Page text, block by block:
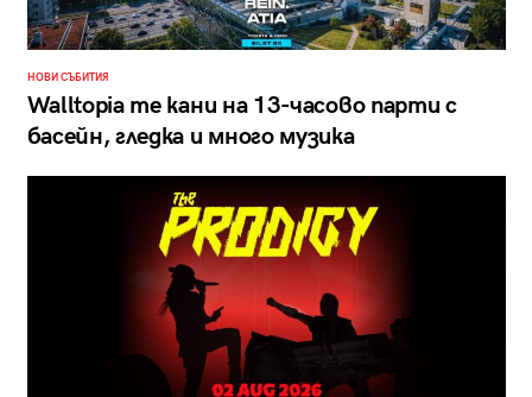
НОВИ СЪБИТИЯ
Walltopia те кани на 13-часово парти с
басейн, гледка и много музика